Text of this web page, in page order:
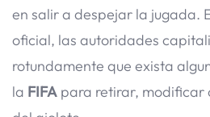
en salir a despejar la jugada.
oficial, las autoridades
rotundamente que exista
la FIFA para retirar, modificar